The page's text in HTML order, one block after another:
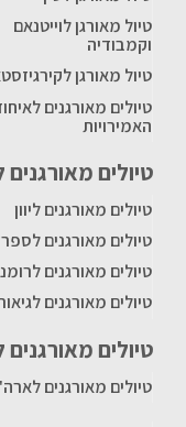
טיול מאורגן לוייטנאם
וקמבודיה
טיול מאורגן
טיולים מאורגנים
האמירויות
טיולים מאורגנים
טיולים מאורגנים ליוון
טיולים מאורגנים
טיולים מאורגנים
טיולים מאורגנים
טיולים
טיולים מאורגנים